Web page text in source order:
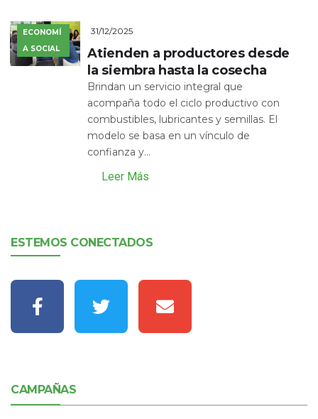
ECONOMÍ
A SOCIAL
31/12/2025
Atienden a productores desde
la siembra hasta la cosecha
Brindan un servicio integral que
acompaña todo el ciclo productivo con
combustibles, lubricantes y semillas. El
modelo se basa en un vínculo de
confianza y...
Leer Más
ESTEMOS CONECTADOS
CAMPAÑAS